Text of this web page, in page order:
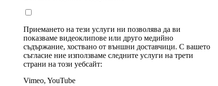
Приемането на тези услуги ни позволява да ви
показваме видеоклипове или друго медийно
съдържание, хоствано от външни доставчици. С вашето
съгласие ние използваме следните услуги на трети
страни на този уебсайт:
Vimeo, YouTube